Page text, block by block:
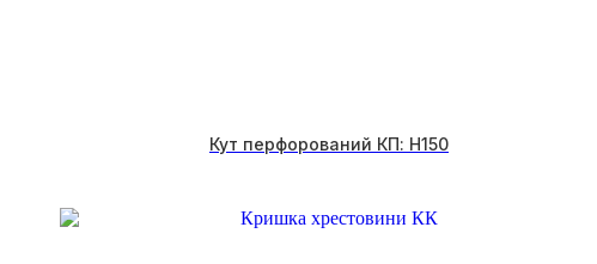
Кут перфорований КП: H150